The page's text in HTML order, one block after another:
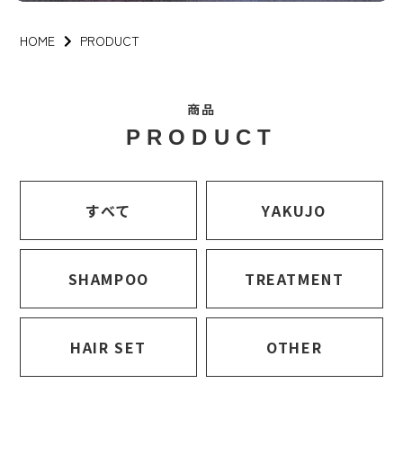
HOME PRODUCT
商品
PRODUCT
すべて YAKUJO
SHAMPOO TREATMENT
HAIR SET OTHER